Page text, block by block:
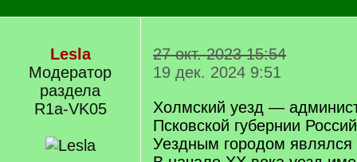
Lesla
Модератор
раздела
R1a-VK05
27 окт. 2023 15:54
19 дек. 2024 9:51
Холмский уезд —
Псковской губернии
Уездным городом